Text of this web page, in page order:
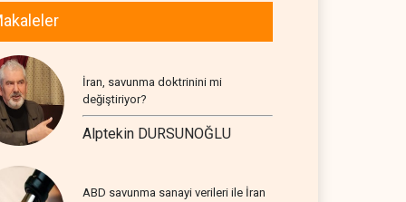
İran, savunma doktrinini mi
değiştiriyor?
Alptekin DURSUNOĞLU
ABD savunma sanayi verileri ile İran